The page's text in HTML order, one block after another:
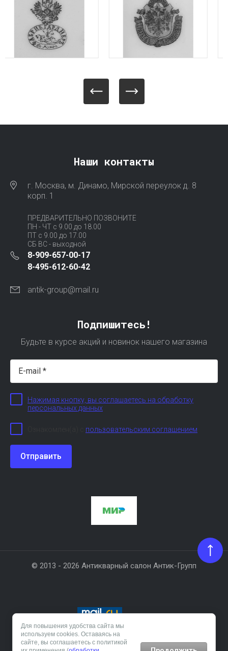
Наши контакты
г. Москва, м. Динамо, Мирской переулок д. 8
корп. 1
ПРЕДВАРИТЕЛЬНО ПОЗВОНИТЕ
ПН - ЧТ с 9.00 до 18.00
ПТ с 9.00 до 17.00
СБ ВС - выходной
8-909-657-00-17
8-495-612-60-42
antik-group@mail.ru
Подпишитесь!
Будьте в курсе акций и новинок нашего магазина
Нажимая кнопку, вы соглашаетесь на обработку
персональных данных
пользовательским соглашением
Отправить
© 2013 - 2026 Антикварный салон Антик-Групп
Создание сайта:megagroup.ru
Для повышения удобства сайта мы
используем cookies. Оставаясь на
сайте, вы соглашаетесь с политикой